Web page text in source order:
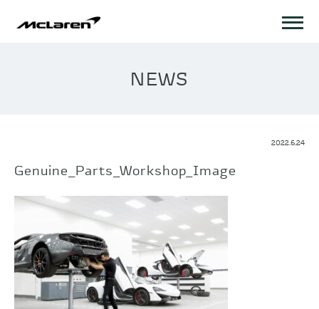
NEWS
2022.6.24
Genuine_Parts_Workshop_Image